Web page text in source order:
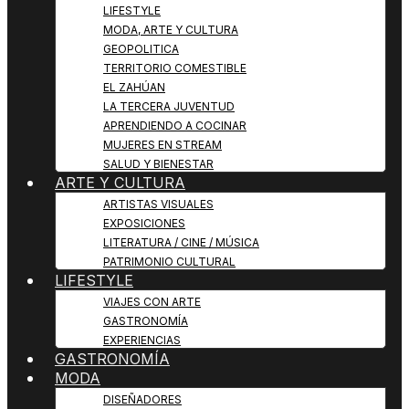
LIFESTYLE
MODA, ARTE Y CULTURA
GEOPOLITICA
TERRITORIO COMESTIBLE
EL ZAHÚAN
LA TERCERA JUVENTUD
APRENDIENDO A COCINAR
MUJERES EN STREAM
SALUD Y BIENESTAR
ARTE Y CULTURA
ARTISTAS VISUALES
EXPOSICIONES
LITERATURA / CINE / MÚSICA
PATRIMONIO CULTURAL
LIFESTYLE
VIAJES CON ARTE
GASTRONOMÍA
EXPERIENCIAS
GASTRONOMÍA
MODA
DISEÑADORES